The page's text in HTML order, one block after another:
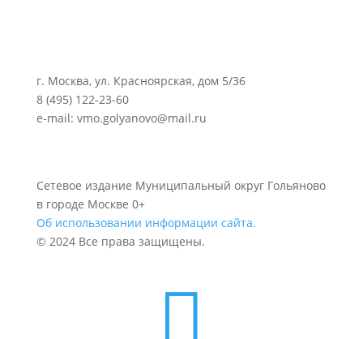
г. Москва, ул. Красноярская, дом 5/36
8 (495) 122-23-60
e-mail: vmo.golyanovo@mail.ru
Сетевое издание Муниципальный округ Гольяново
в городе Москве 0+
Об использовании информации сайта.
© 2024 Все права защищены.
